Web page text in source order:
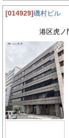
[014929]磯村ビル
港区虎ノ